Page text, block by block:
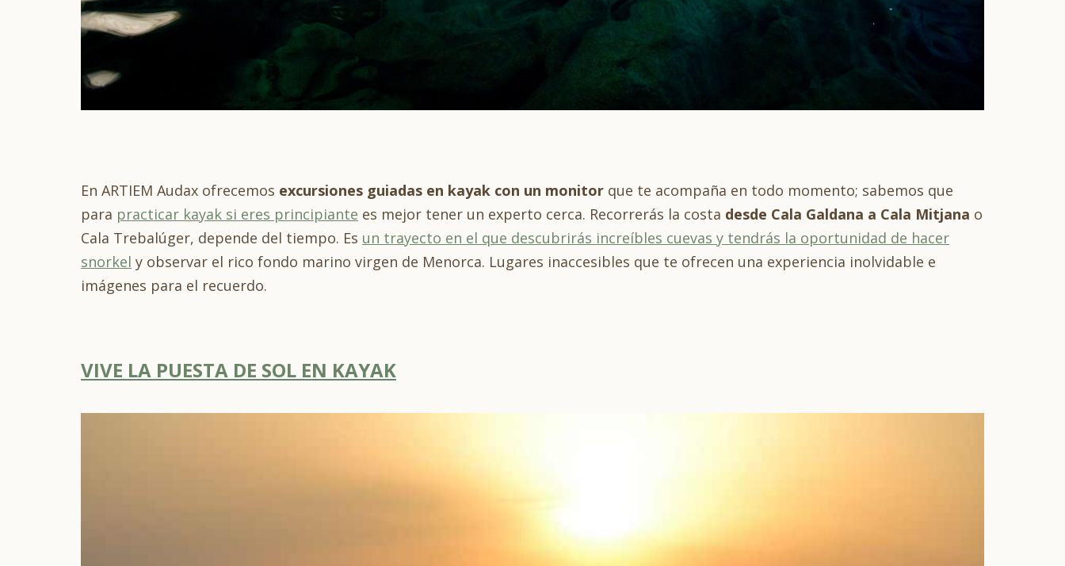
En ARTIEM Audax ofrecemos excursiones guiadas en kayak con un monitor que te acompaña en todo momento; sabemos que
para practicar kayak si eres principiante es mejor tener un experto cerca. Recorrerás la costa desde Cala Galdana a Cala Mitjana o
Cala Trebalúger, depende del tiempo. Es un trayecto en el que descubrirás increíbles cuevas y tendrás la oportunidad de hacer
snorkel y observar el rico fondo marino virgen de Menorca. Lugares inaccesibles que te ofrecen una experiencia inolvidable e
imágenes para el recuerdo.
VIVE LA PUESTA DE SOL EN KAYAK